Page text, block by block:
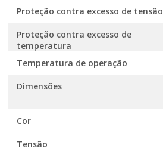
Proteção contra excesso de tensão
Proteção contra excesso de
temperatura
Temperatura de operação
Dimensões
Cor
Tensão